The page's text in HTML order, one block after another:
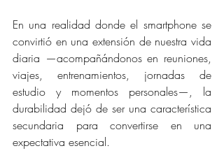
En una realidad donde el smartphone se
convirtió en una extensión de nuestra vida
diaria —acompañándonos en reuniones,
viajes, entrenamientos, jornadas de
estudio y momentos personales—, la
durabilidad dejó de ser una característica
secundaria para convertirse en una
expectativa esencial.